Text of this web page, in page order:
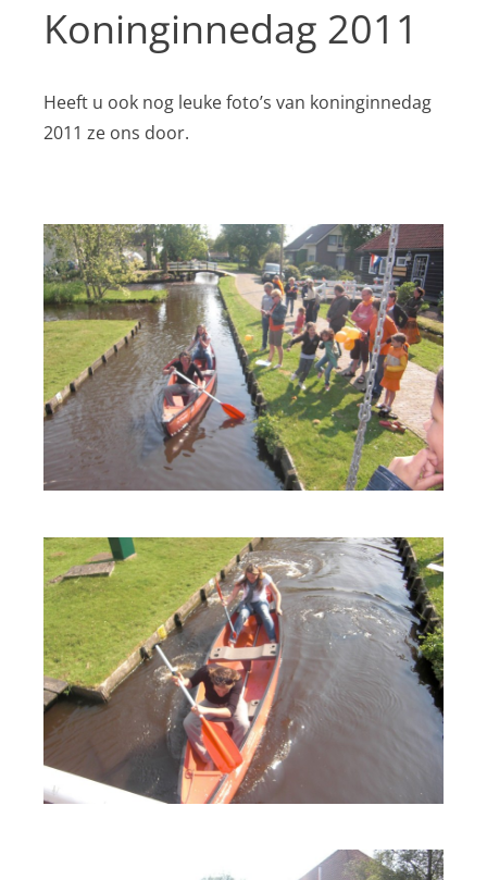
Koninginnedag 2011
Heeft u ook nog leuke foto’s van koninginnedag
2011 ze ons door.